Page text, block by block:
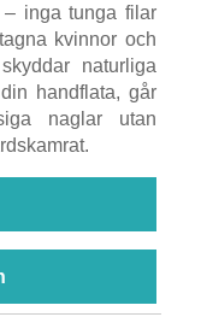
– inga tunga filar
kvinnor och
naturliga
handflata, går
naglar utan